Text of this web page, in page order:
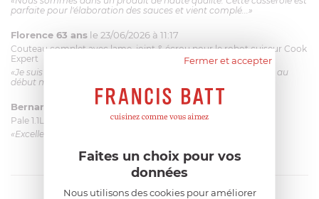
parfaite pour l'élaboration des sauces et vient complé...»
Florence 63 ans le 23/06/2026 à 11:17
Couteau complet avec lame, joint & écrou pour le robot cuiseur Cook
Expert
«Je suis satisfaite du couteau Magimix. L'écrou est un peu dur au
début mais ça le fait. La livraison a été très rapide. ...»
Bernard le 23/06/2026 à 09:43
Pale 1.1L pour Glacier Magimix 11031/121/123/124
«Excellent: produit et livraison»
Fermer et accepter
Faites un choix pour vos
données
Nous utilisons des cookies pour améliorer